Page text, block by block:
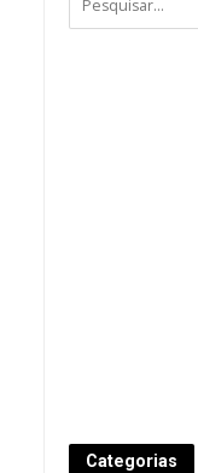
Categorias